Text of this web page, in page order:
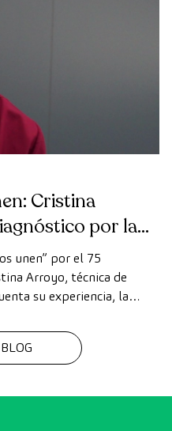
Cristina
por la
unen” por el 75
Arroyo, técnica de
su experiencia, la